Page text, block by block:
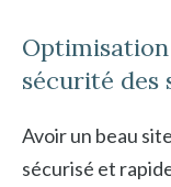
sécurité des
Avoir un beau
sécurisé et